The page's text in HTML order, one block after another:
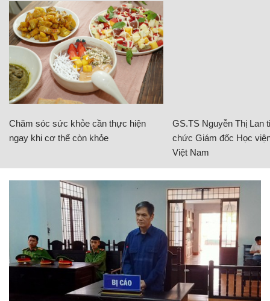
Chăm sóc sức khỏe cần thực hiện
ngay khi cơ thể còn khỏe
GS.TS Nguyễn Thị Lan
chức Giám đốc Học
Việt Nam